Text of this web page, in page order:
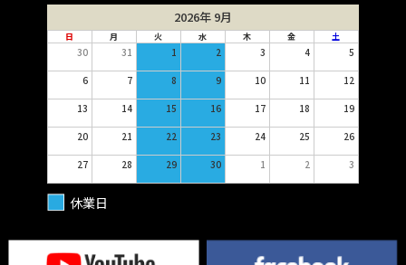
2026年 9月
日 月 火 水 木 金 土
30 31 1 2 3 4 5
6 7 8 9 10 11 12
13 14 15 16 17 18 19
20 21 22 23 24 25 26
27 28 29 30 1 2 3
休業日